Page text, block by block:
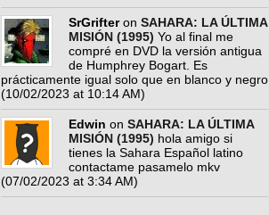
SrGrifteron SAHARA: LA ÚLTIMA
MISIÓN (1995) Yo al final me
compré en DVD la versión antigua
de Humphrey Bogart. Es
prácticamente igual solo que en blanco y negro
(10/02/2023 at 10:14 AM)
Edwin on SAHARA: LA ÚLTIMA
MISIÓN (1995) hola amigo si
tienes la Sahara Español latino
contactame pasamelo mkv
(07/02/2023 at 3:34 AM)